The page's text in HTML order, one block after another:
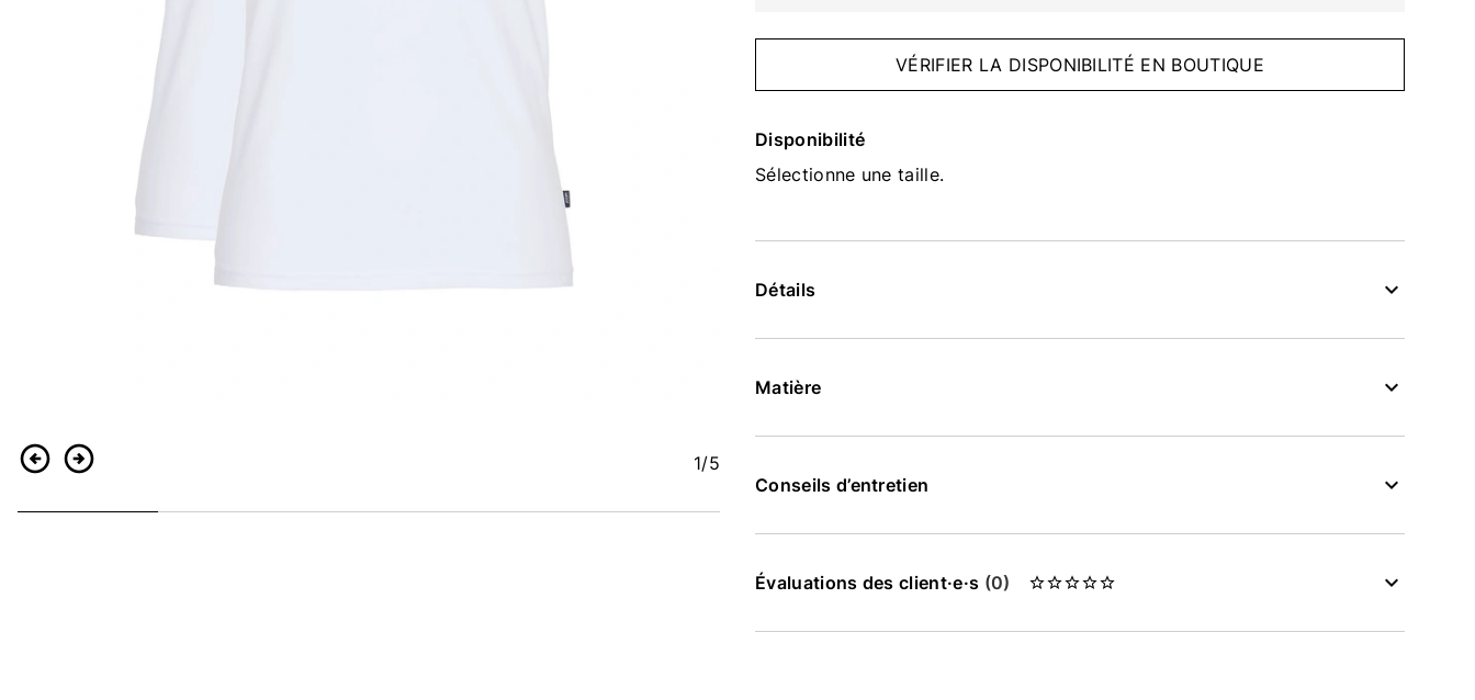
RetourContinuer 1/5
VÉRIFIER LA DISPONIBILITÉ EN BOUTIQUE
Disponibilité
Sélectionne une taille.
Détails
Matière
Conseils d’entretien
Évaluations des client·e·s (0)